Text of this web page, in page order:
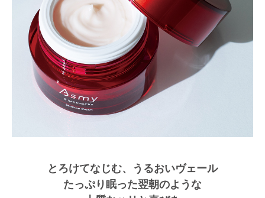
とろけてなじむ、うるおいヴェール
たっぷり眠った翌朝のような